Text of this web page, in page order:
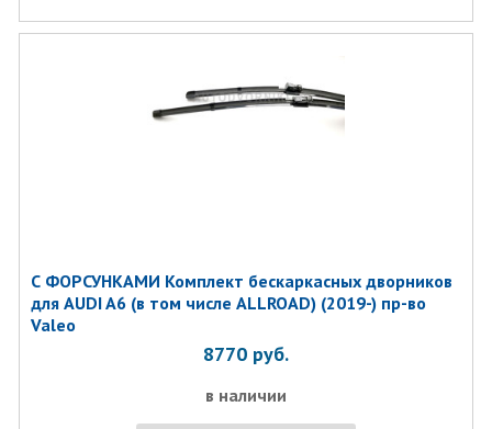
С ФОРСУНКАМИ Комплект бескаркасных дворников
для AUDI A6 (в том числе ALLROAD) (2019-) пр-во
Valeo
8770 руб.
в наличии